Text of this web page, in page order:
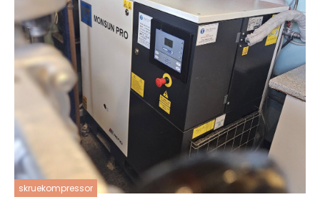
skruekompressor